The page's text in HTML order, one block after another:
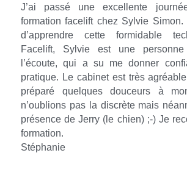
J’ai passé une excellente
formation facelift chez Sylvie
d’apprendre cette formidable
Facelift, Sylvie est une
l’écoute, qui a su me donner
pratique. Le cabinet est très
préparé quelques douceurs à
n’oublions pas la discrète mais
présence de Jerry (le chien) ;-) Je
formation.
Stéphanie